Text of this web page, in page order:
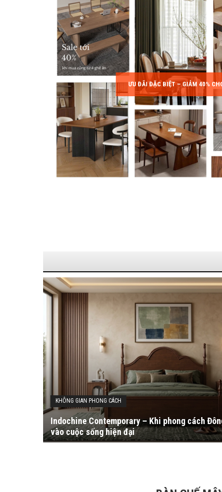
ƯU ĐÃI ĐẶC BIỆT – GIẢM 40%
KHÔNG GIAN PHONG CÁCH
Indochine Contemporary – Khi phong cách
vào cuộc sống hiện đại